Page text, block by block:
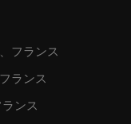
フランス
ランス
ンス